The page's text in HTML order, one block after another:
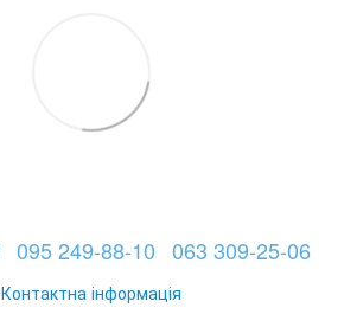
095 249-88-10 063 309-25-06
Контактна інформація